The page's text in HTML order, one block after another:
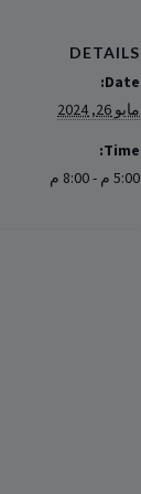
DETAILS
Date:
مايو 26, 2024
Time:
5:00 م - 8:00 م